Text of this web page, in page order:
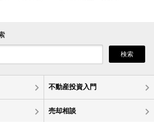
検索
不動産投資入門
売却相談